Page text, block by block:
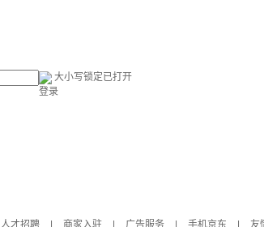
大小写锁定已打开
登录
人才招聘 商家入驻 广告服务 手机京东 友